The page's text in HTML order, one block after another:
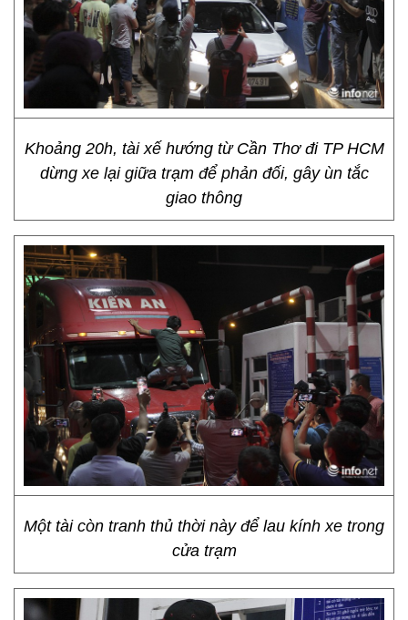
Khoảng 20h, tài xế hướng từ Cần Thơ đi TP HCM
dừng xe lại giữa trạm để phản đối, gây ùn tắc
giao thông
Một tài còn tranh thủ thời này để lau kính xe trong
cửa trạm